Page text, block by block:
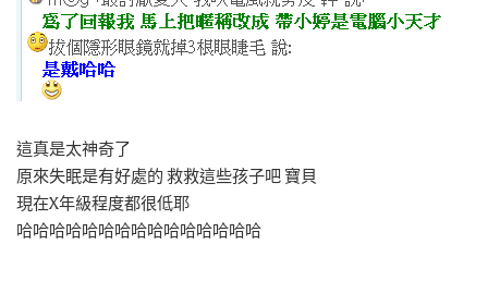
這真是太神奇了
原來失眠是有好處的 救救這些孩子吧 寶貝
現在X年級程度都很低耶
哈哈哈哈哈哈哈哈哈哈哈哈哈哈哈